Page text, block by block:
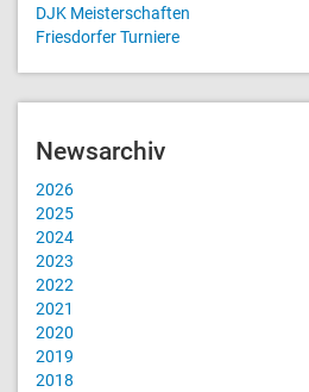
DJK Meisterschaften
Friesdorfer Turniere
Newsarchiv
2026
2025
2024
2023
2022
2021
2020
2019
2018